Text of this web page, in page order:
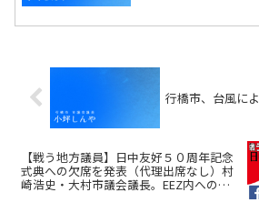
行橋市、台風に
【戦う地方議員】日中友好５０周年記念
式典への欠席を発表（代理出席なし）村
崎浩史・大村市議会議長。EEZ内へのミサ